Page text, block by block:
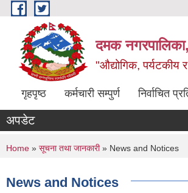
Skip to main content
दमक नगरपालिका,
"औद्योगिक, पर्यटकीय
गृहपृष्ठ कर्मचारी सम्पुर्ण निर्वाचित
अपडेट
You are here
Home » सूचना तथा जानकारी» News and Notices
News and Notices